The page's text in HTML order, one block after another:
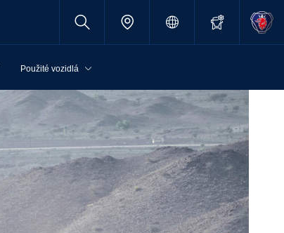
Použité vozidlá